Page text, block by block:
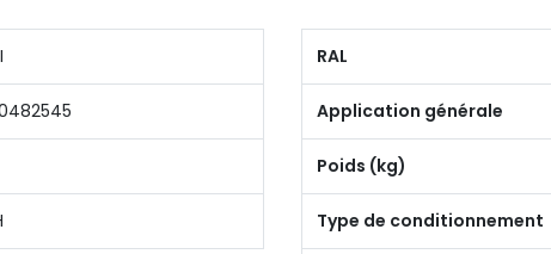
RAL
Application générale
Poids (kg)
Type de conditionnement